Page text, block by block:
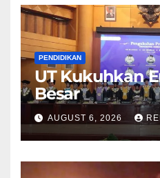
PENDIDIKAN
UT Kukuhkan
Besar
AUGUST 6, 2026